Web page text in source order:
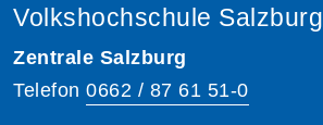
Volkshochschule Salzburg
Zentrale Salzburg
Telefon 0662 / 87 61 51-0